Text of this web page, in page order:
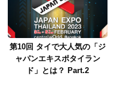
第10回 タイで大人気の「ジ
ャパンエキスポタイラン
ド」とは？ Part.2